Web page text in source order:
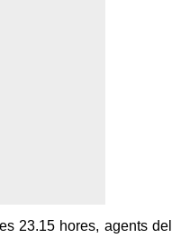
23.15 hores, agents del